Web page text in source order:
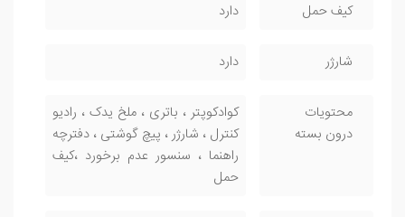
کیف حمل دارد
شارژر دارد
محتویات
درون بسته
کوادکوپتر ، باتری ، ملخ یدک ، رادیو
کنترل ، شارژر ، پیچ گوشتی ، دفترچه
راهنما ، سنسور عدم برخورد ،کیف
حمل